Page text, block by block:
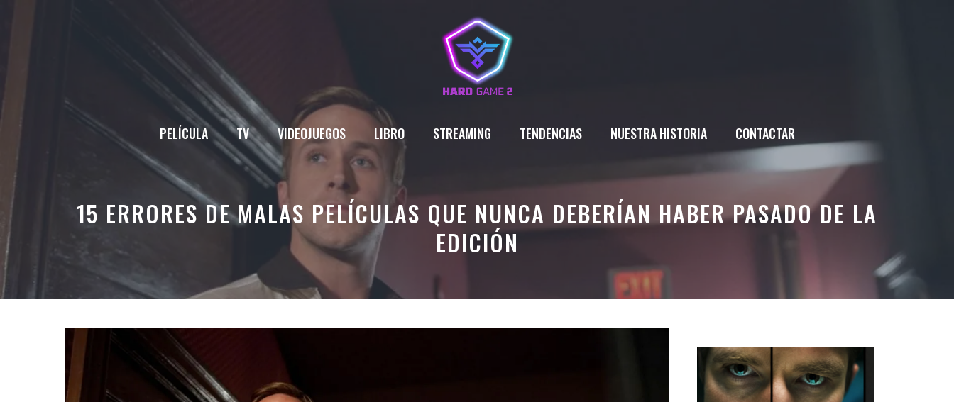
PELÍCULA TV VIDEOJUEGOS LIBRO STREAMING TENDENCIAS NUESTRA HISTORIA CONTACTAR
15 ERRORES DE MALAS PELÍCULAS QUE NUNCA DEBERÍAN HABER PASADO DE LA
EDICIÓN